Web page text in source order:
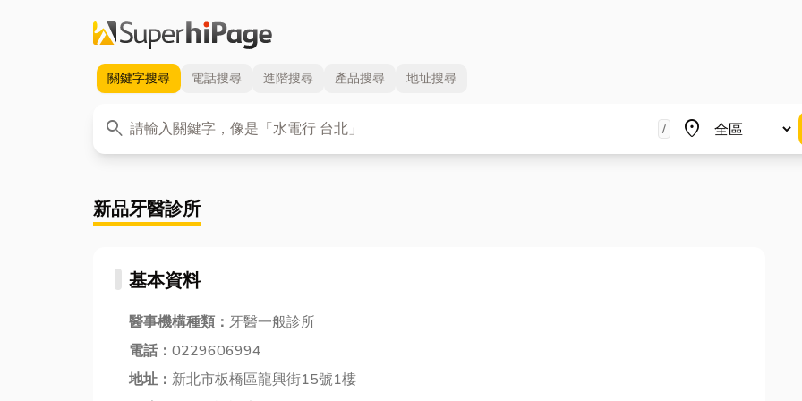
關鍵字搜尋 電話搜尋 進階搜尋 產品搜尋 地址搜尋
search
關鍵字 / place
地區
新品牙醫診所
基本資料
醫事機構種類： 牙醫一般診所
電話： 0229606994
地址： 新北市板橋區龍興街15號1樓